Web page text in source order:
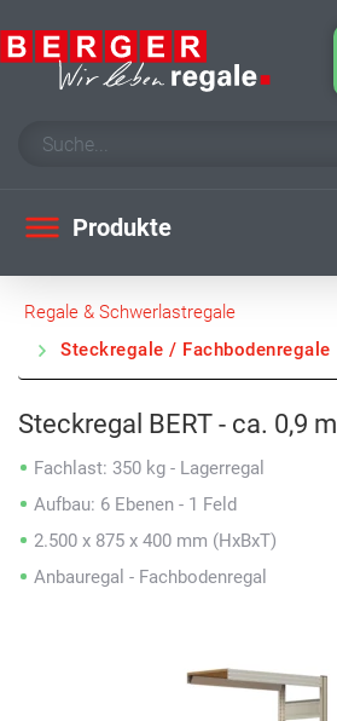
Produkte
Regale & Schwerlastregale
Steckregale / Fachbodenregale
Steckregal BERT - ca. 0,9 m
Fachlast: 350 kg - Lagerregal
Aufbau: 6 Ebenen - 1 Feld
2.500 x 875 x 400 mm (HxBxT)
Anbauregal - Fachbodenregal